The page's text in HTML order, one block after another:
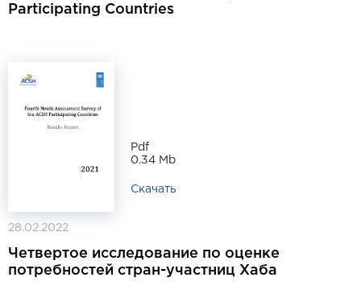
Participating Countries
Pdf
0.34 Mb
Скачать
28.02.2022
Четвертое исследование по оценке
потребностей стран-участниц Хаба